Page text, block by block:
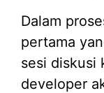
Dalam
pertama
sesi diskusi
developer